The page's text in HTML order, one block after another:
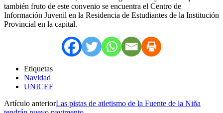
también fruto de este convenio se encuentra el Centro de
Información Juvenil en la Residencia de Estudiantes de la Institución
Provincial en la capital.
Etiquetas
Navidad
UNICEF
Artículo anteriorLas pistas de atletismo de la Fuente de la Niña